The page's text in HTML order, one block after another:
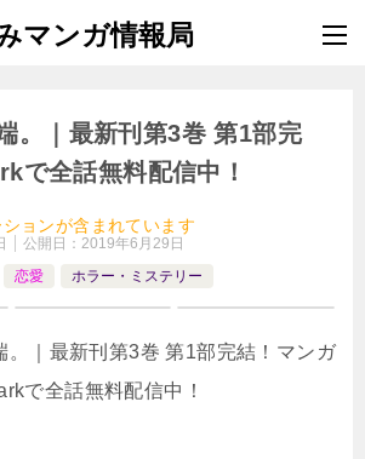
。｜最新刊第3巻 第1部完
で全話無料配信中！
ョンが含まれています
公開日： 2019年6月29日
恋愛 ホラー・ミステリー